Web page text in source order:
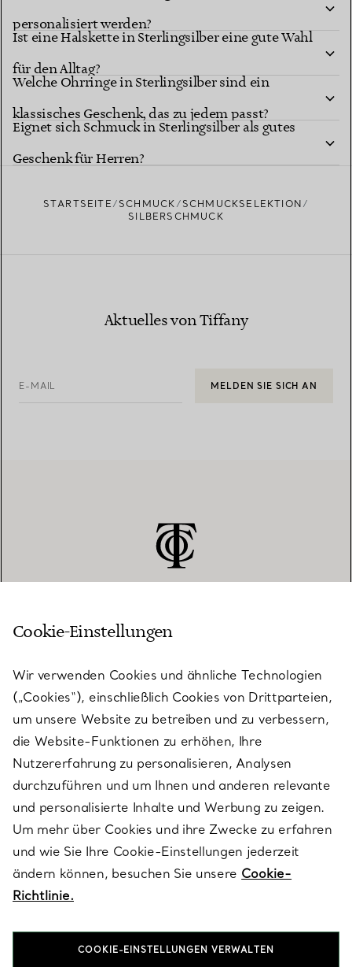
personalisiert werden?
Ist eine Halskette in Sterlingsilber eine gute Wahl
für den Alltag?
Welche Ohrringe in Sterlingsilber sind ein
klassisches Geschenk, das zu jedem passt?
Eignet sich Schmuck in Sterlingsilber als gutes
Geschenk für Herren?
STARTSEITE SCHMUCK
SCHMUCKSELEKTION
SILBERSCHMUCK
Aktuelles von Tiffany
E-MAIL MELDEN SIE SICH AN
KUNDENSERVICE
SERVICES
ÜBER TIFFANY & CO.
RECHTLICHE HINWEISE
FOLGEN SIE UNS
Cookie-Einstellungen
Wir verwenden Cookies und ähnliche Technologien
(„Cookies“), einschließlich Cookies von Drittparteien,
um unsere Website zu betreiben und zu verbessern,
die Website-Funktionen zu erhöhen, Ihre
Nutzererfahrung zu personalisieren, Analysen
durchzuführen und um Ihnen und anderen relevante
und personalisierte Inhalte und Werbung zu zeigen.
Um mehr über Cookies und ihre Zwecke zu erfahren
und wie Sie Ihre Cookie-Einstellungen jederzeit
ändern können, besuchen Sie unsere Cookie-
Richtlinie.
COOKIE-EINSTELLUNGEN VERWALTEN